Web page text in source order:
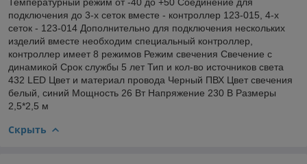
подключения до 3-х сеток вместе - контроллер 123-015, 4-х
сеток - 123-014 Дополнительно для подключения нескольких
изделий вместе необходим специальный контроллер,
контроллер имеет 8 режимов Режим свечения Свечение с
динамикой Срок службы 5 лет Тип и кол-во источников света
432 LED Цвет и материал провода Черный ПВХ Цвет свечения
белый, синий Мощность 26 Вт Напряжение 230 В Размеры
2,5*2,5 м
Скрыть